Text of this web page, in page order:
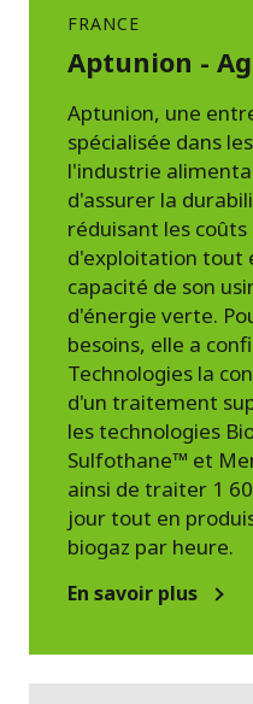
FRANCE
Aptunion -
Aptunion, une
spécialisée dans
l'industrie
d'assurer la
réduisant les
d'exploitation tout
capacité de son
d'énergie verte.
besoins, elle a
Technologies la
d'un traitement
les technologies
Sulfothane™ et
ainsi de traiter 1
jour tout en
biogaz par heure.
En savoir plus